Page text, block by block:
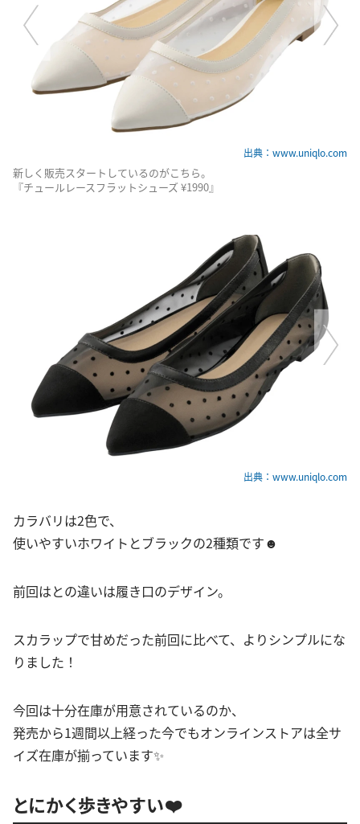
出典：www.uniqlo.com
新しく販売スタートしているのがこちら。
『チュールレースフラットシューズ ¥1990』
出典：www.uniqlo.com
カラバリは2色で、
使いやすいホワイトとブラックの2種類です☻
前回はとの違いは履き口のデザイン。
スカラップで甘めだった前回に比べて、よりシンプルにな
りました！
今回は十分在庫が用意されているのか、
発売から1週間以上経った今でもオンラインストアは全サ
イズ在庫が揃っています✨
とにかく歩きやすい❤️